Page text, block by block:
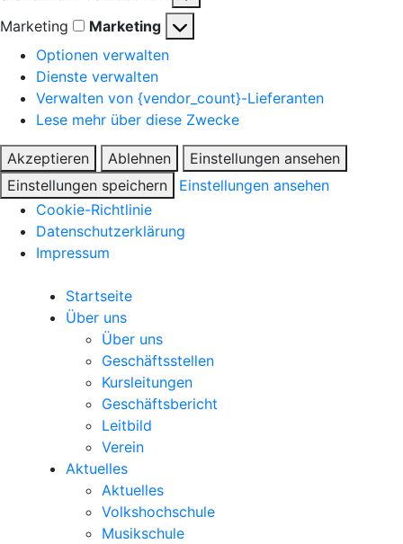
Marketing
Marketing
Optionen verwalten
Dienste verwalten
Verwalten von {vendor_count}-Lieferanten
Lese mehr über diese Zwecke
Akzeptieren Ablehnen
Einstellungen ansehen
Einstellungen speichern
Einstellungen ansehen
Cookie-Richtlinie
Datenschutzerklärung
Impressum
Startseite
Über uns
Über uns
Geschäftsstellen
Kursleitungen
Geschäftsbericht
Leitbild
Verein
Aktuelles
Aktuelles
Volkshochschule
Musikschule